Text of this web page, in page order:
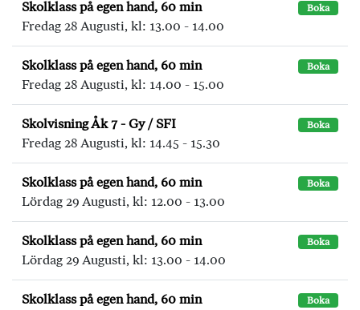
Skolklass på egen hand, 60 min Boka
Fredag 28 Augusti, kl: 13.00 - 14.00
Skolklass på egen hand, 60 min Boka
Fredag 28 Augusti, kl: 14.00 - 15.00
Skolvisning Åk 7 - Gy / SFI Boka
Fredag 28 Augusti, kl: 14.45 - 15.30
Skolklass på egen hand, 60 min Boka
Lördag 29 Augusti, kl: 12.00 - 13.00
Skolklass på egen hand, 60 min Boka
Lördag 29 Augusti, kl: 13.00 - 14.00
Skolklass på egen hand, 60 min Boka